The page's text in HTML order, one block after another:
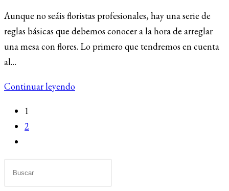
entrada:
la
entrada:
Aunque no seáis floristas profesionales, hay una serie de
reglas básicas que debemos conocer a la hora de arreglar
una mesa con flores. Lo primero que tendremos en cuenta
al…
Continuar leyendoConsejos
1
2
la